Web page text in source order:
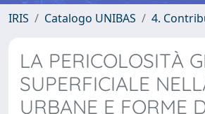
IRIS Catalogo UNIBAS 4.
LA PERICOLOSITÀ
SUPERFICIALE
URBANE E FORME